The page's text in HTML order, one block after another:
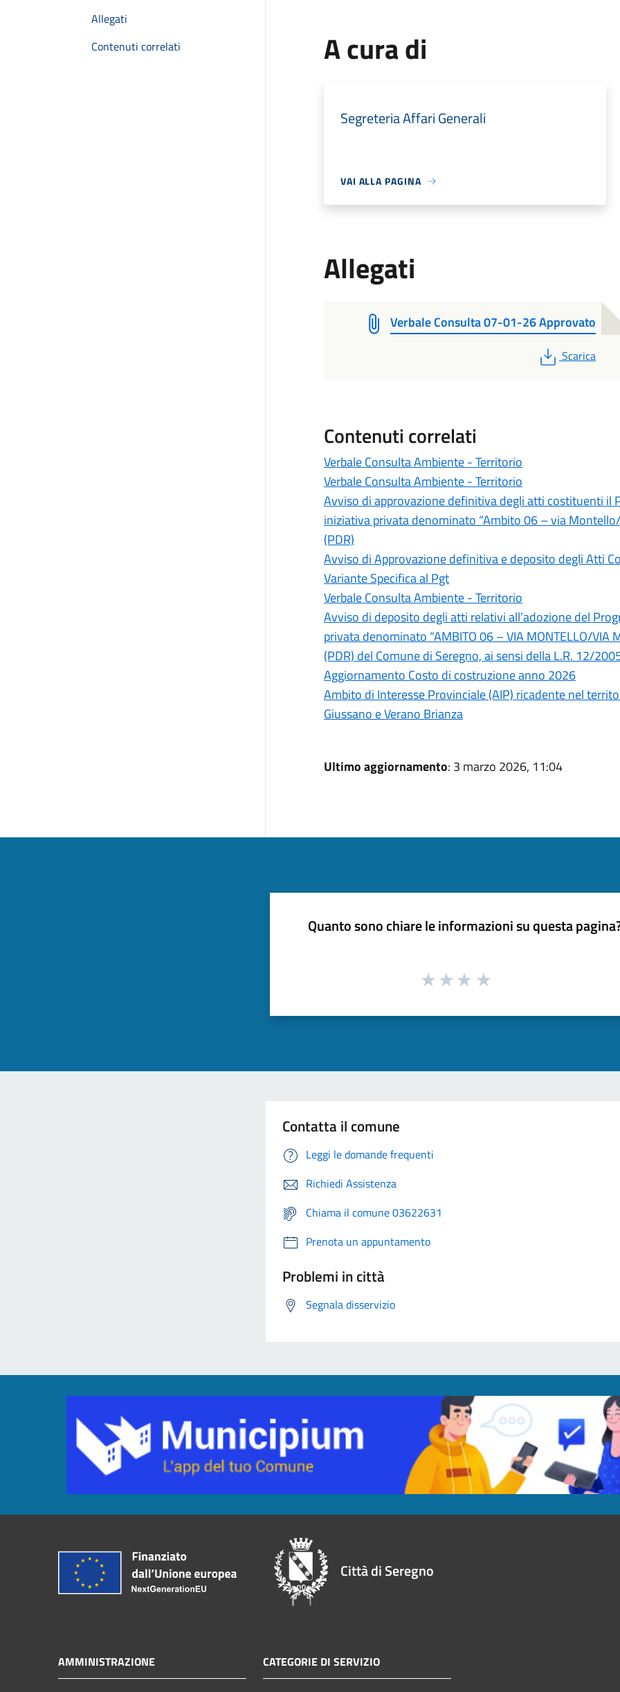
Allegati
Contenuti correlati
A cura di
Segreteria Affari Generali
VAI ALLA PAGINA
Allegati
Verbale Consulta 07-01-26 Approvato
PDF
Scarica
Contenuti correlati
Verbale Consulta Ambiente - Territorio
Verbale Consulta Ambiente - Territorio
Avviso di approvazione definitiva degli atti costituenti il
iniziativa privata denominato “Ambito 06 – via
(PDR)
Avviso di Approvazione definitiva e deposito degli Atti
Variante Specifica al Pgt
Verbale Consulta Ambiente - Territorio
Avviso di deposito degli atti relativi all’adozione del
privata denominato “AMBITO 06 – VIA MONTELLO/VIA
(PDR) del Comune di Seregno, ai sensi della L.R. 12/
Aggiornamento Costo di costruzione anno 2026
Ambito di Interesse Provinciale (AIP) ricadente nel
Giussano e Verano Brianza
Ultimo aggiornamento: 3 marzo 2026, 11:04
Quanto sono chiare le informazioni su questa
Contatta il comune
Leggi le domande frequenti
Richiedi Assistenza
Chiama il comune 03622631
Prenota un appuntamento
Problemi in città
Segnala disservizio
Città di Seregno
AMMINISTRAZIONE CATEGORIE DI SERVIZIO